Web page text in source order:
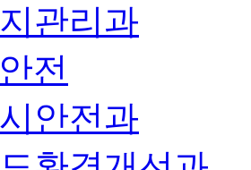
관리과
전
안전과